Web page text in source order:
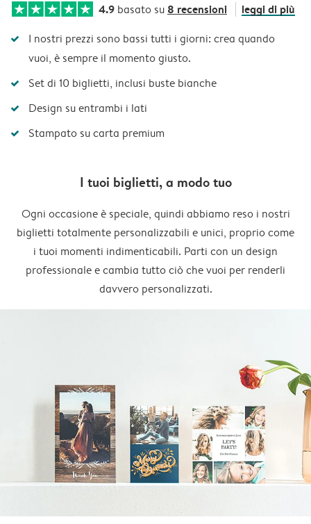
4.9 basato su 8 recensioni leggi di più
I nostri prezzi sono bassi tutti i giorni: crea quando
vuoi, è sempre il momento giusto.
Set di 10 biglietti, inclusi buste bianche
Design su entrambi i lati
Stampato su carta premium
I tuoi biglietti, a modo tuo
Ogni occasione è speciale, quindi abbiamo reso i nostri
biglietti totalmente personalizzabili e unici, proprio come
i tuoi momenti indimenticabili. Parti con un design
professionale e cambia tutto ciò che vuoi per renderli
davvero personalizzati.